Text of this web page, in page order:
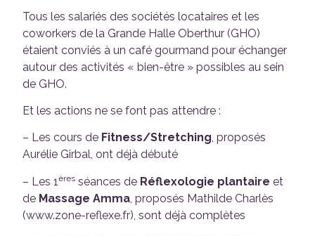
Tous les salariés des sociétés locataires et les
coworkers de la Grande Halle Oberthur (GHO)
étaient conviés à un café gourmand pour échanger
autour des activités « bien-être » possibles au sein
de GHO.
Et les actions ne se font pas attendre :
– Les cours de Fitness/Stretching, proposés
Aurélie Girbal, ont déjà débuté
– Les 1 ères séances de Réflexologie plantaire et
de Massage Amma , proposés Mathilde Charlès
(www.zone-reflexe.fr), sont déjà complètes